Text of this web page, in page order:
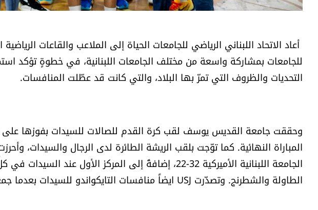
أعاد الاتحاد اللبناني الرياضي للجامعات الحياة إلى الملاعب والقاعات
للجامعات بمشاركة واسعة من مختلف الجامعات اللبنانية، في خطوةٍ تؤكد
التحديات والظروف التي تمرّ بها البلاد، والتي كانت قد عطّلت المنافسات.
المباراة النهائية. كما توّجت بلقب الريشة الطائرة لدى الرجال والسيدات،
الجامعة اللبنانية الأميركية 32-22، إضافةً إلى المركز
الطاولة والشطرنج. وتصدّرت USJ ايضاً منافسات التايكواندو للسيدات بعدما جمعت 28 نقطة.